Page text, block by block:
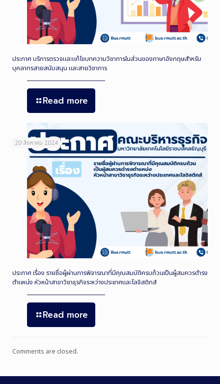
ประกาศ บริการตรวจและแก้ไขบทความวิชาการในส่วนของภาษาอังกฤษสำหรับ
บุคลากรสายสนับสนุน และสายวิชาการ
Read more
20 สิงหาคม 2024
ประกาศ เรื่อง รายชื่อผู้ผ่านการพิจารณาที่มีคุณสมบัติครบถ้วนเป็นผู้สมควรดำรง
ตำแหน่ง หัวหน้าสาขาวิชาธุรกิจระหว่างประเทศและโลจิสติกส์
Read more
Comments are closed.